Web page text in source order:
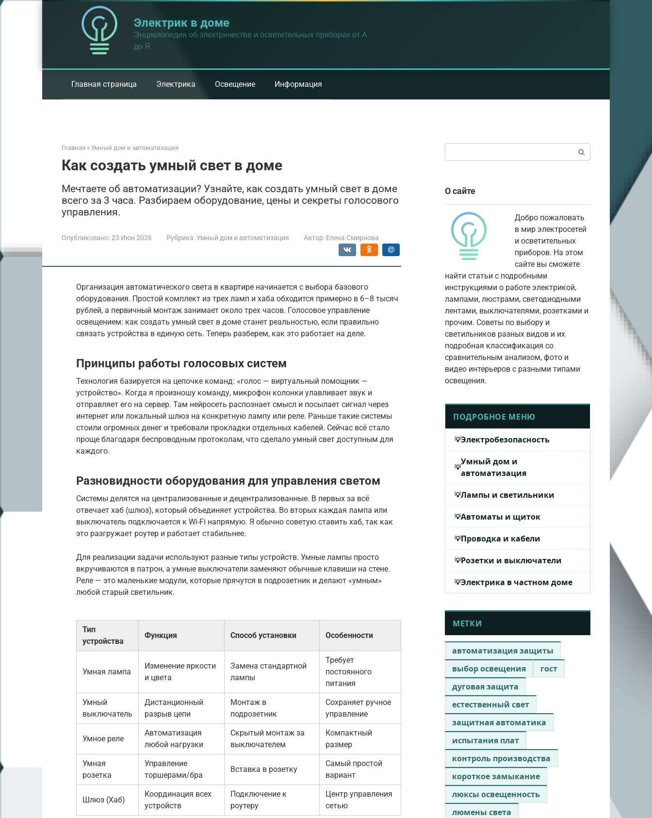
Перейти
Электрик в доме
Энциклопедия об электричестве и осветительных приборах от А
до Я
Главная страница Электрика Освещение Информация
Главная » Умный дом и автоматизация
Как создать умный свет в доме
Мечтаете об автоматизации? Узнайте, как создать умный свет в доме
всего за 3 часа. Разбираем оборудование, цены и секреты голосового
управления.
Опубликовано:23 Июн 2026 Рубрика:Умный дом и автоматизация Автор: Елена Смирнова
Организация автоматического света в квартире начинается с выбора базового
оборудования. Простой комплект из трех ламп и хаба обходится примерно в 6–8 тысяч
рублей, а первичный монтаж занимает около трех часов. Голосовое управление
освещением: как создать умный свет в доме станет реальностью, если правильно
связать устройства в единую сеть. Теперь разберем, как это работает на деле.
Принципы работы голосовых систем
Технология базируется на цепочке команд: «голос — виртуальный помощник —
устройство». Когда я произношу команду, микрофон колонки улавливает звук и
отправляет его на сервер. Там нейросеть распознает смысл и посылает сигнал через
интернет или локальный шлюз на конкретную лампу или реле. Раньше такие системы
стоили огромных денег и требовали прокладки отдельных кабелей. Сейчас всё стало
проще благодаря беспроводным протоколам, что сделало умный свет доступным для
каждого.
Разновидности оборудования для управления светом
Системы делятся на централизованные и децентрализованные. В первых за всё
отвечает хаб (шлюз), который объединяет устройства. Во вторых каждая лампа или
выключатель подключается к Wi-Fi напрямую. Я обычно советую ставить хаб, так как
это разгружает роутер и работает стабильнее.
Для реализации задачи используют разные типы устройств. Умные лампы просто
вкручиваются в патрон, а умные выключатели заменяют обычные клавиши на стене.
Реле — это маленькие модули, которые прячутся в подрозетник и делают «умным»
любой старый светильник.
Тип
устройства
Функция Способ установки Особенности
Умная лампа
Изменение яркости
и цвета
Замена стандартной
лампы
Требует
постоянного
питания
Умный
выключатель
Дистанционный
разрыв цепи
Монтаж в
подрозетник
Сохраняет ручное
управление
Умное реле
Автоматизация
любой нагрузки
Скрытый монтаж за
выключателем
Компактный
размер
Умная
розетка
Управление
торшерами/бра
Вставка в розетку
Самый простой
вариант
Шлюз (Хаб)
Координация всех
устройств
Подключение к
роутеру
Центр управления
сетью
О сайте
Добро пожаловать
в мир электросетей
и осветительных
приборов. На этом
сайте вы сможете
найти статьи с подробными
инструкциями о работе электрикой,
лампами, люстрами, светодиодными
лентами, выключателями, розетками и
прочим. Советы по выбору и
светильников разных видов и их
подробная классификация со
сравнительным анализом, фото и
видео интерьеров с разными типами
освещения.
ПОДРОБНОЕ МЕНЮ
Электробезопасность
Умный дом и
автоматизация
Лампы и светильники
Автоматы и щиток
Проводка и кабели
Розетки и выключатели
Электрика в частном доме
МЕТКИ
автоматизация защиты
выбор освещения
гост
дуговая защита
естественный свет
защитная автоматика
испытания плат
контроль производства
короткое замыкание
люксы освещенность
люмены света